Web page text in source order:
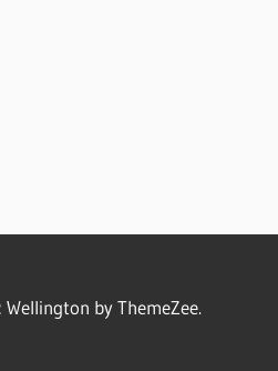
Wellington by ThemeZee.